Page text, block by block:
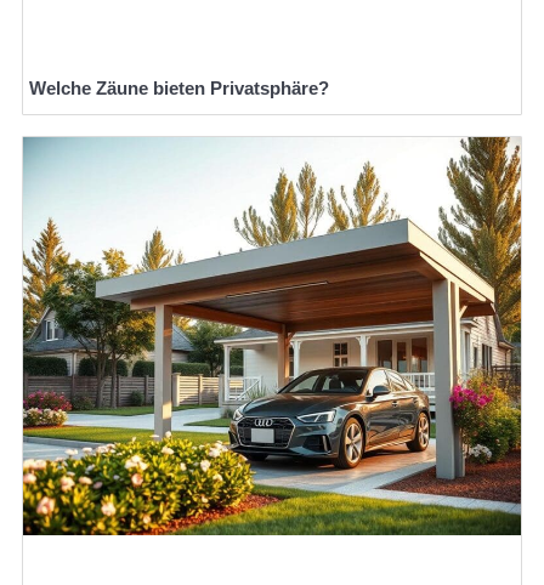
Welche Zäune bieten Privatsphäre?